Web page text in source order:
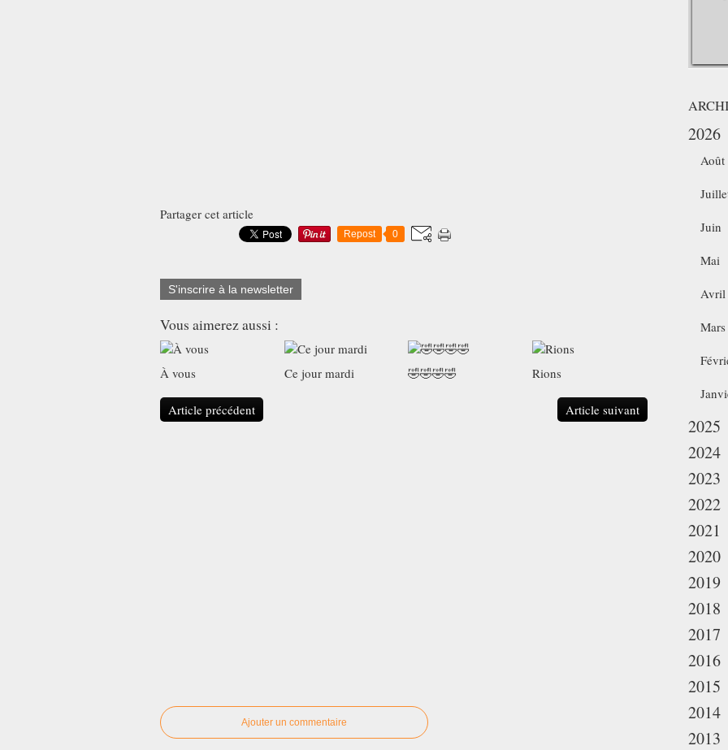
Partager cet article
Repost 0
S'inscrire à la newsletter
Vous aimerez aussi :
À vous Ce jour mardi 🤣🤣🤣🤣 Rions
Article précédent Article suivant
Ajouter un commentaire
2026
Août
Juin
Mai
Avril
Mars
2025
2024
2023
2022
2021
2020
2019
2018
2017
2016
2015
2014
2013